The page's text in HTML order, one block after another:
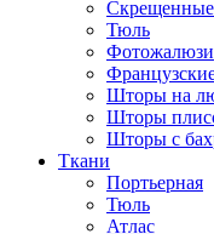
Тюль
Фотожалюзи
Шторы на
Шторы
Шторы с
Ткани
Портьерная
Тюль
Атлас